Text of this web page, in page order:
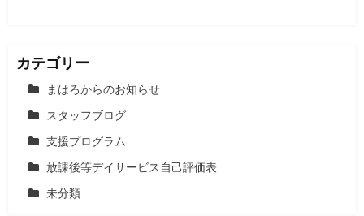
カテゴリー
まはろからのお知らせ
スタッフブログ
支援プログラム
放課後等デイサービス自己評価表
未分類